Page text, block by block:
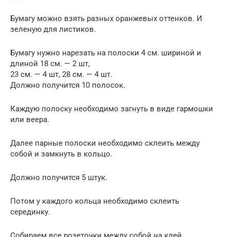
Бумагу можно взять разных оранжевых оттенков. И
зеленую для листиков.
Бумагу нужно нарезать на полоски 4 см. шириной и
длиной 18 см. — 2 шт,
23 см. — 4 шт, 28 см. — 4 шт.
Должно получится 10 полосок.
Каждую полоску необходимо загнуть в виде гармошки
или веера.
Далее парные полоски необходимо склеить между
собой и замкнуть в кольцо.
Должно получится 5 штук.
Потом у каждого кольца необходимо склеить
серединку.